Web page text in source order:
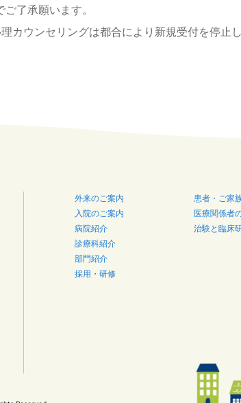
了承願います。
カウンセリングは都合により新規受付を停止し
外来のご案内
入院のご案内
病院紹介
診療科紹介
部門紹介
採用・研修
患者・ご家
医療関係者
治験と臨床